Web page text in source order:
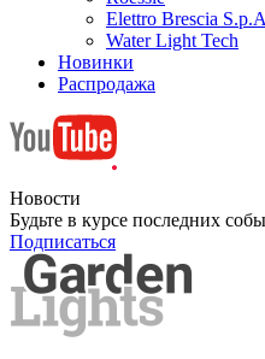
Elettro Brescia
Water Light Tech
Новинки
Распродажа
Новости
Будьте в курсе последних
Подписаться